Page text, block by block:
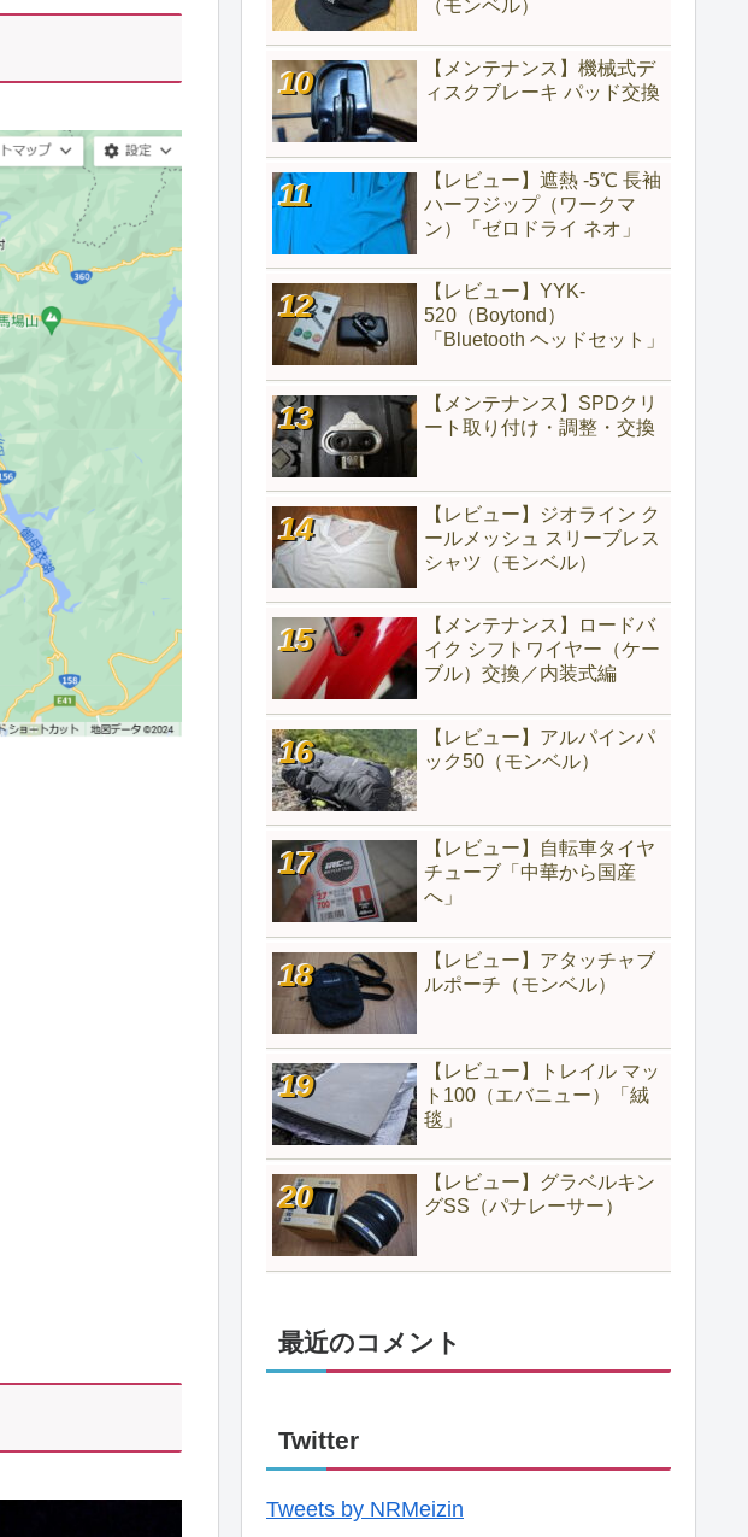
（モンベル）
【メンテナンス】機械式デ
ィスクブレーキ パッド交換
【レビュー】遮熱 -5℃ 長袖
ハーフジップ（ワークマ
ン）「ゼロドライ ネオ」
【レビュー】YYK-
520（‎Boytond）
「Bluetooth ヘッドセット」
【メンテナンス】SPDクリ
ート取り付け・調整・交換
【レビュー】ジオライン ク
ールメッシュ スリーブレス
シャツ（モンベル）
【メンテナンス】ロードバ
イク シフトワイヤー（ケー
ブル）交換／内装式編
【レビュー】アルパインパ
ック50（モンベル）
【レビュー】自転車タイヤ
チューブ「中華から国産
へ」
【レビュー】アタッチャブ
ルポーチ（モンベル）
【レビュー】トレイル マッ
ト100（エバニュー）「絨
毯」
【レビュー】グラベルキン
グSS（パナレーサー）
最近のコメント
Twitter
Tweets by NRMeizin